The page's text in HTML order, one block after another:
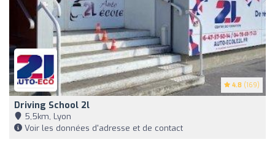
4.8 (169)
Driving School 2l
5,5km, Lyon
Voir les données d'adresse et de contact